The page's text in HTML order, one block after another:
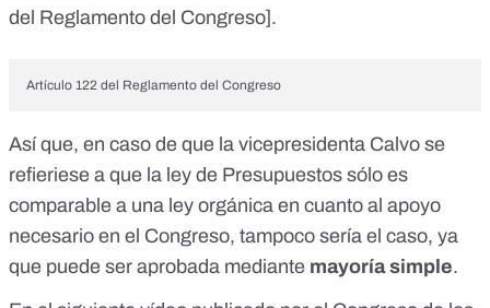
del Reglamento del Congreso].
Artículo 122 del Reglamento del Congreso
Así que, en caso de que la vicepresidenta Calvo se
refieriese a que la ley de Presupuestos sólo es
comparable a una ley orgánica en cuanto al apoyo
necesario en el Congreso, tampoco sería el caso, ya
que puede ser aprobada mediante mayoría simple.